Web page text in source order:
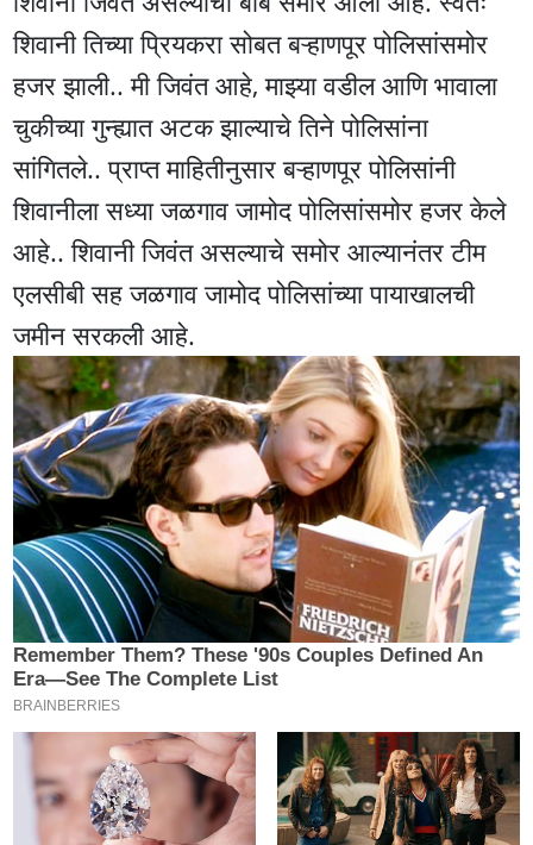
शिवानी तिच्या प्रियकरा सोबत बऱ्हाणपूर पोलिसांसमोर
हजर झाली.. मी जिवंत आहे, माझ्या वडील आणि भावाला
चुकीच्या गुन्ह्यात अटक झाल्याचे तिने पोलिसांना
सांगितले.. प्राप्त माहितीनुसार बऱ्हाणपूर पोलिसांनी
शिवानीला सध्या जळगाव जामोद पोलिसांसमोर हजर केले
आहे.. शिवानी जिवंत असल्याचे समोर आल्यानंतर टीम
एलसीबी सह जळगाव जामोद पोलिसांच्या पायाखालची
जमीन सरकली आहे.